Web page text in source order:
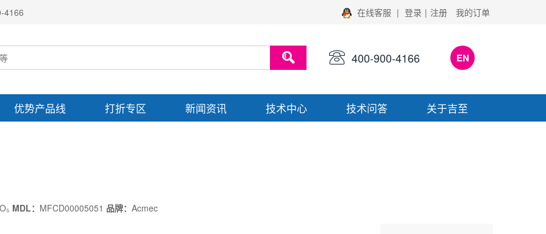
4166 在线客服 | 登录 | 注册 我的订单
400-900-4166 EN
优势产品线 打折专区 新闻资讯 技术中心 技术问答 关于吉至
MDL： MFCD00005051 品牌： Acmec